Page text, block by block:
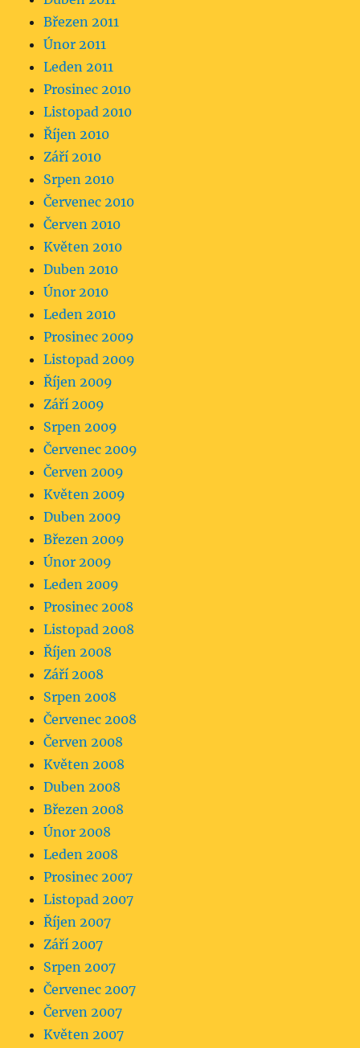
Březen 2011
Únor 2011
Leden 2011
Prosinec 2010
Listopad 2010
Říjen 2010
Září 2010
Srpen 2010
Červenec 2010
Červen 2010
Květen 2010
Duben 2010
Únor 2010
Leden 2010
Prosinec 2009
Listopad 2009
Říjen 2009
Září 2009
Srpen 2009
Červenec 2009
Červen 2009
Květen 2009
Duben 2009
Březen 2009
Únor 2009
Leden 2009
Prosinec 2008
Listopad 2008
Říjen 2008
Září 2008
Srpen 2008
Červenec 2008
Červen 2008
Květen 2008
Duben 2008
Březen 2008
Únor 2008
Leden 2008
Prosinec 2007
Listopad 2007
Říjen 2007
Září 2007
Srpen 2007
Červenec 2007
Červen 2007
Květen 2007